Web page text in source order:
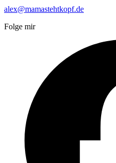
alex@mamastehtkopf.de
Folge mir